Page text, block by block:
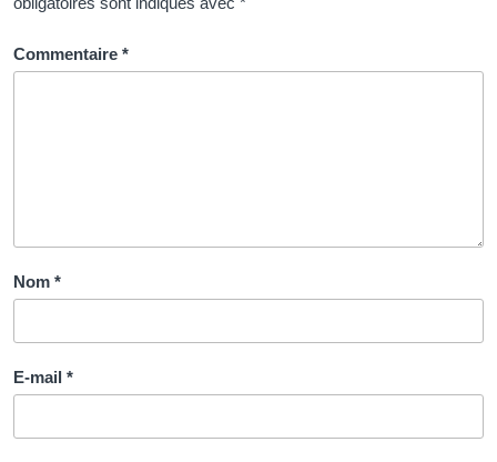
Commentaire *
Nom *
E-mail *